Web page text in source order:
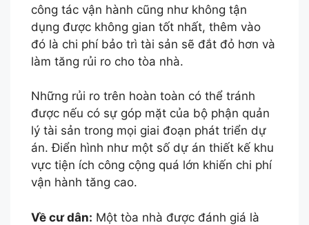
công tác vận hành cũng như không tận
dụng được không gian tốt nhất, thêm vào
đó là chi phí bảo trì tài sản sẽ đắt đỏ hơn và
làm tăng rủi ro cho tòa nhà.
Những rủi ro trên hoàn toàn có thể tránh
được nếu có sự góp mặt của bộ phận quản
lý tài sản trong mọi giai đoạn phát triển dự
án. Điển hình như một số dự án thiết kế khu
vực tiện ích công cộng quá lớn khiến chi phí
vận hành tăng cao.
Về cư dân: Một tòa nhà được đánh giá là